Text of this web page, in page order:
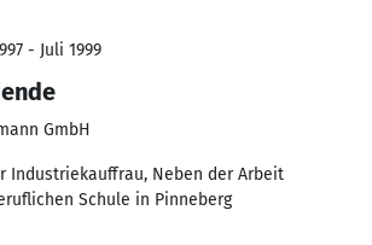
- Juli 1999
GmbH
Industriekauffrau, Neben der Arbeit
Schule in Pinneberg